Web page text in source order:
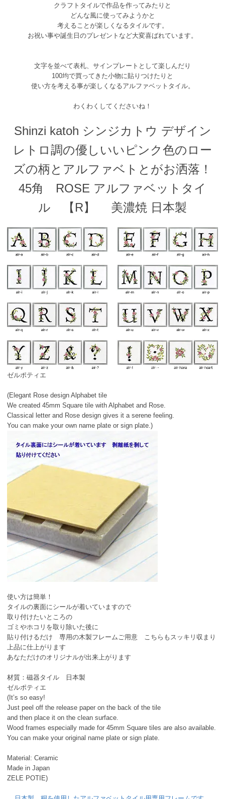
クラフトタイルで作品を作ってみたりと
どんな風に使ってみようかと
考えることが楽しくなるタイルです。
お祝い事や誕生日のプレゼントなど大変喜ばれています。
文字を並べて表札、サインプレートとして楽しんだり
100均で買ってきた小物に貼りつけたりと
使い方を考える事が楽しくなるアルファベットタイル。
わくわくしてくださいね！
Shinzi katoh シンジカトウ デザイン
レトロ調の優しいいピンク色のロー
ズの柄とアルファベトとがお洒落！
45角 ROSE アルファベットタイ
ル 【R】 美濃焼 日本製
ゼルポティエ
(Elegant Rose design Alphabet tile
We created 45mm Square tile with Alphabet and Rose.
Classical letter and Rose design gives it a serene feeling.
You can make your own name plate or sign plate.)
使い方は簡単！
タイルの裏面にシールが着いていますので
取り付けたいところの
ゴミやホコリを取り除いた後に
貼り付けるだけ 専用の木製フレームご用意 こちらもスッキリ収まり
上品に仕上がります
あなただけのオリジナルが出来上がります
材質：磁器タイル 日本製
ゼルポティエ
(It’s so easy!
Just peel off the release paper on the back of the tile
and then place it on the clean surface.
Wood frames especially made for 45mm Square tiles are also available.
You can make your original name plate or sign plate.
Material: Ceramic
Made in Japan
ZELE POTIE)